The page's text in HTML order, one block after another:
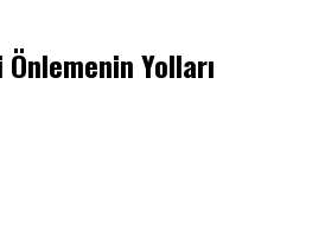
Yolları